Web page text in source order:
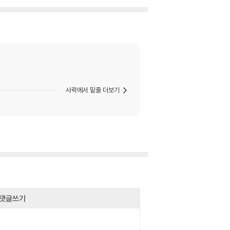
사락에서 밑줄 더보기
댓글쓰기